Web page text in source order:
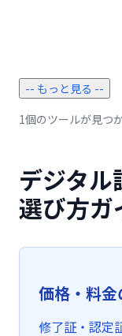
-- もっと見る --
1個のツールが見つ
デジタ
選び方ガ
価格・料
修了証・認定